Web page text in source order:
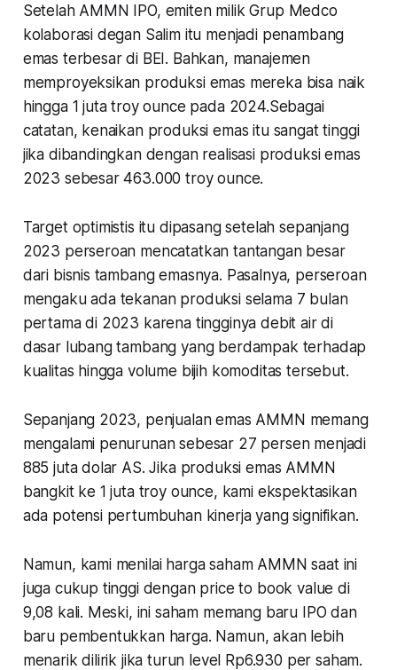
Setelah AMMN IPO, emiten milik Grup Medco
kolaborasi degan Salim itu menjadi penambang
emas terbesar di BEI. Bahkan, manajemen
memproyeksikan produksi emas mereka bisa naik
hingga 1 juta troy ounce pada 2024.Sebagai
catatan, kenaikan produksi emas itu sangat tinggi
jika dibandingkan dengan realisasi produksi emas
2023 sebesar 463.000 troy ounce.
Target optimistis itu dipasang setelah sepanjang
2023 perseroan mencatatkan tantangan besar
dari bisnis tambang emasnya. Pasalnya, perseroan
mengaku ada tekanan produksi selama 7 bulan
pertama di 2023 karena tingginya debit air di
dasar lubang tambang yang berdampak terhadap
kualitas hingga volume bijih komoditas tersebut.
Sepanjang 2023, penjualan emas AMMN memang
mengalami penurunan sebesar 27 persen menjadi
885 juta dolar AS. Jika produksi emas AMMN
bangkit ke 1 juta troy ounce, kami ekspektasikan
ada potensi pertumbuhan kinerja yang signifikan.
Namun, kami menilai harga saham AMMN saat ini
juga cukup tinggi dengan price to book value di
9,08 kali. Meski, ini saham memang baru IPO dan
baru pembentukkan harga. Namun, akan lebih
menarik dilirik jika turun level Rp6.930 per saham.